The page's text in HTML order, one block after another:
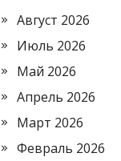
Август 2026
Июль 2026
Май 2026
Апрель 2026
Март 2026
Февраль 2026